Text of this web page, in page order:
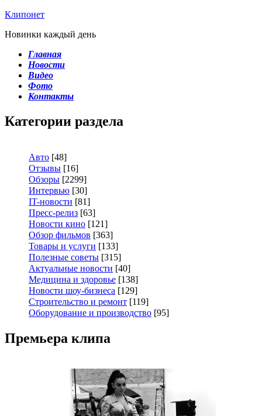
Клипонет
Новинки каждый день
Главная
Новости
Видео
Фото
Контакты
Категории раздела
Авто [48]
Отзывы [16]
Обзоры [2299]
Интервью [30]
IT-новости [81]
Пресс-релиз [63]
Новости кино [121]
Обзор фильмов [363]
Товары и услуги [133]
Полезные советы [315]
Актуальные новости [40]
Медицина и здоровье [138]
Новости шоу-бизнеса [129]
Строительство и ремонт [119]
Оборудование и производство [95]
Премьера клипа